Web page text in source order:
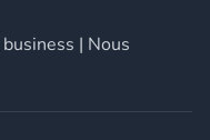
| Nous